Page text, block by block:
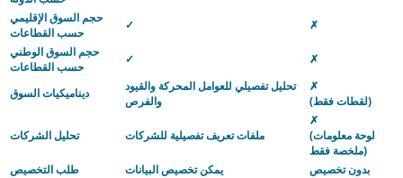
حجم السوق الإقليمي
حسب القطاعات
✓
✗
حجم السوق الوطني
حسب القطاعات
✓ ✗
ديناميكيات السوق
تحليل تفصيلي للعوامل المحركة والقيود
والفرص
✗
(لقطات فقط)
تحليل الشركات ملفات تعريف تفصيلية للشركات
✗
(لوحة معلومات
ملخصة فقط)
طلب التخصيص
يمكن تخصيص البيانات
بدون تخصيص